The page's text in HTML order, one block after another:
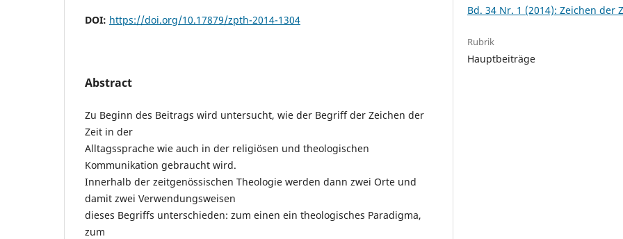
DOI: https://doi.org/10.17879/zpth-2014-1304
Abstract
Zu Beginn des Beitrags wird untersucht, wie der Begriff der Zeichen der
Zeit in der
Alltagssprache wie auch in der religiösen und theologischen
Kommunikation gebraucht wird.
Innerhalb der zeitgenössischen Theologie werden dann zwei Orte und
damit zwei Verwendungsweisen
dieses Begriffs unterschieden: zum einen ein theologisches Paradigma,
zum
Bd. 34 Nr. 1 (2014): Zeichen der
Rubrik
Hauptbeiträge